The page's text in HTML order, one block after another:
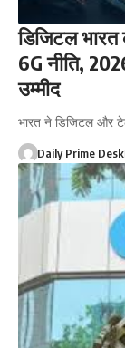
डिजिटल
6G नीति,
उम्मीद
भारत ने डिजिटल और
Daily Prime Desk